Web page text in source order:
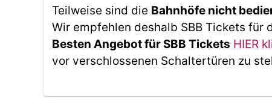
Teilweise sind die Bahnhöfe nicht
Wir empfehlen deshalb SBB Tickets für
Besten Angebot für SBB Tickets HIER
vor verschlossenen Schaltertüren zu